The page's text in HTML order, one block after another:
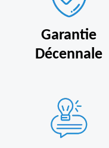
Garantie
Décennale